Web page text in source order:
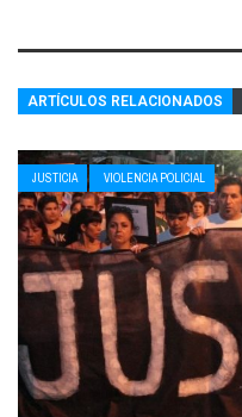
ARTÍCULOS RELACIONADOS
JUSTICIA VIOLENCIA POLICIAL